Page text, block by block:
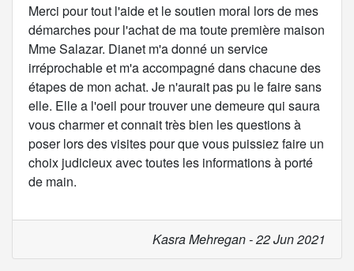
Merci pour tout l'aide et le soutien moral lors de mes
démarches pour l'achat de ma toute première maison
Mme Salazar. Dianet m'a donné un service
irréprochable et m'a accompagné dans chacune des
étapes de mon achat. Je n'aurait pas pu le faire sans
elle. Elle a l'oeil pour trouver une demeure qui saura
vous charmer et connait très bien les questions à
poser lors des visites pour que vous puissiez faire un
choix judicieux avec toutes les informations à porté
de main.
Kasra Mehregan - 22 Jun 2021